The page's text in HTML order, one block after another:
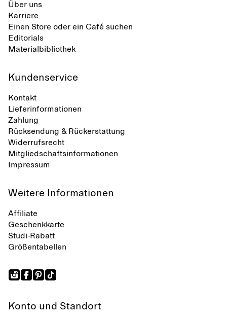
Über uns
Karriere
Einen Store oder ein Café suchen
Editorials
Materialbibliothek
Kundenservice
Kontakt
Lieferinformationen
Zahlung
Rücksendung & Rückerstattung
Widerrufsrecht
Mitgliedschaftsinformationen
Impressum
Weitere Informationen
Affiliate
Geschenkkarte
Studi-Rabatt
Größentabellen
Konto und Standort